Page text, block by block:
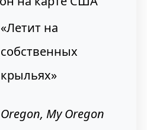
«Летит на
собственных
крыльях»
Oregon, My Oregon